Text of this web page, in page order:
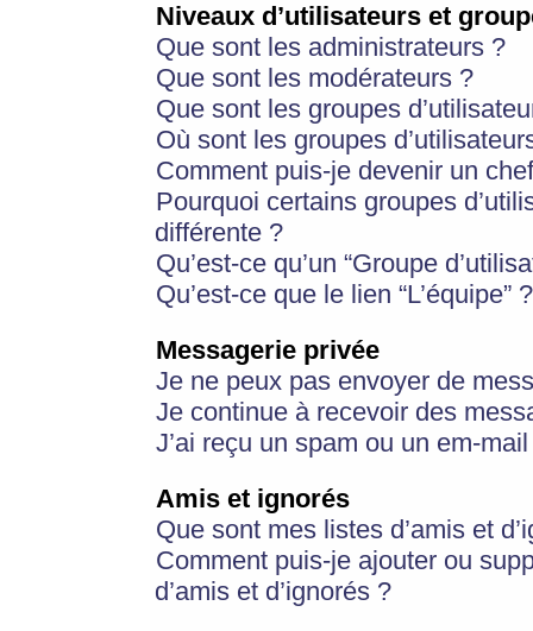
Niveaux d’utilisateurs et
Que sont les administrateurs ?
Que sont les modérateurs ?
Que sont les groupes
Où sont les groupes
Comment puis-je devenir un
Pourquoi certains groupes
différente ?
Qu’est-ce qu’un “Groupe
Qu’est-ce que le lien “L’équipe” ?
Messagerie privée
Je ne peux pas envoyer de
Je continue à recevoir des
J’ai reçu un spam ou un em-
Amis et ignorés
Que sont mes listes d’amis et
Comment puis-je ajouter ou
d’amis et d’ignorés ?